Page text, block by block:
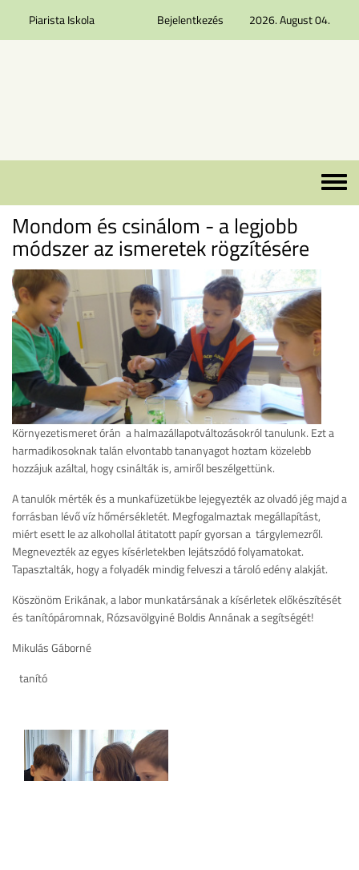
2026. August 04.
Piarista Iskola
Bejelentkezés
Toggle
Mondom és csinálom - a legjobb
módszer az ismeretek rögzítésére
Környezetismeret órán a halmazállapotváltozásokról tanulunk. Ezt a
harmadikosoknak talán elvontabb tananyagot hoztam közelebb
hozzájuk azáltal, hogy csinálták is, amiről beszélgettünk.
A tanulók mérték és a munkafüzetükbe lejegyezték az olvadó jég majd a
forrásban lévő víz hőmérsékletét. Megfogalmaztak megállapítást,
miért esett le az alkohollal átitatott papír gyorsan a tárgylemezről.
Megnevezték az egyes kísérletekben lejátszódó folyamatokat.
Tapasztalták, hogy a folyadék mindig felveszi a tároló edény alakját.
Köszönöm Erikának, a labor munkatársának a kísérletek előkészítését
és tanítópáromnak, Rózsavölgyiné Boldis Annának a segítségét!
Mikulás Gáborné
tanító